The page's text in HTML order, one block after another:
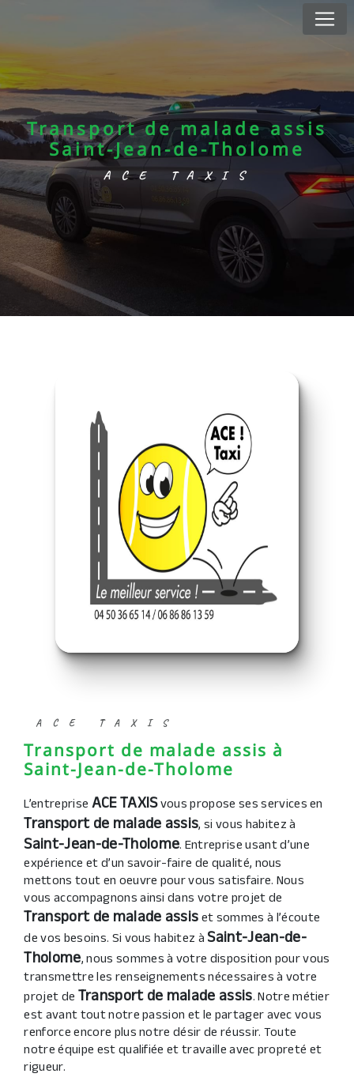
Transport de malade assis
Saint-Jean-de-Tholome
ACE TAXIS
ACE TAXIS
Transport de malade assis à
Saint-Jean-de-Tholome
L’entrepriseACE TAXISvous propose ses services en
Transport de malade assis, si vous habitez à
Saint-Jean-de-Tholome. Entreprise usant d’une
expérience et d’un savoir-faire de qualité, nous
mettons tout en oeuvre pour vous satisfaire. Nous
vous accompagnons ainsi dans votre projet de
Transport de malade assiset sommes à l’écoute
de vos besoins. Si vous habitez àSaint-Jean-de-
Tholome, nous sommes à votre disposition pour vous
transmettre les renseignements nécessaires à votre
projet deTransport de malade assis. Notre métier
est avant tout notre passion et le partager avec vous
renforce encore plus notre désir de réussir. Toute
notre équipe est qualifiée et travaille avec propreté et
rigueur.